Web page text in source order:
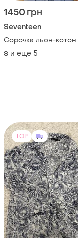
1450 грн
Seventeen
Сорочка льон-котон
S и еще 5
TOP